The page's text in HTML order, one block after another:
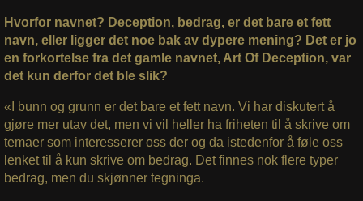
Hvorfor navnet? Deception, bedrag, er det bare et fett
navn, eller ligger det noe bak av dypere mening? Det er jo
en forkortelse fra det gamle navnet, Art Of Deception, var
det kun derfor det ble slik?
«I bunn og grunn er det bare et fett navn. Vi har diskutert å
gjøre mer utav det, men vi vil heller ha friheten til å skrive om
temaer som interesserer oss der og da istedenfor å føle oss
lenket til å kun skrive om bedrag. Det finnes nok flere typer
bedrag, men du skjønner tegninga.